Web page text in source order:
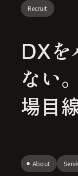
Recruit
DXを
ない
場目
――
プル
About